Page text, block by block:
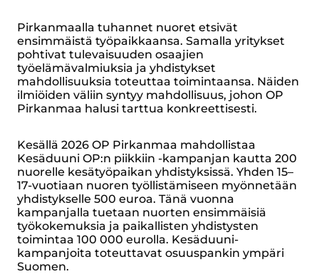
Pirkanmaalla tuhannet nuoret etsivät
ensimmäistä työpaikkaansa. Samalla yritykset
pohtivat tulevaisuuden osaajien
työelämävalmiuksia ja yhdistykset
mahdollisuuksia toteuttaa toimintaansa. Näiden
ilmiöiden väliin syntyy mahdollisuus, johon OP
Pirkanmaa halusi tarttua konkreettisesti.
Kesällä 2026 OP Pirkanmaa mahdollistaa
Kesäduuni OP:n piikkiin -kampanjan kautta 200
nuorelle kesätyöpaikan yhdistyksissä. Yhden 15–
17-vuotiaan nuoren työllistämiseen myönnetään
yhdistykselle 500 euroa. Tänä vuonna
kampanjalla tuetaan nuorten ensimmäisiä
työkokemuksia ja paikallisten yhdistysten
toimintaa 100 000 eurolla. Kesäduuni-
kampanjoita toteuttavat osuuspankin ympäri
Suomen.